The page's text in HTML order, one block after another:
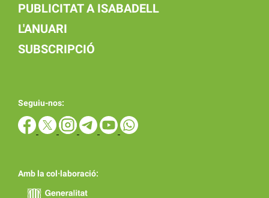
PUBLICITAT A ISABADELL
L'ANUARI
SUBSCRIPCIÓ
Seguiu-nos:
Amb la col·laboració: